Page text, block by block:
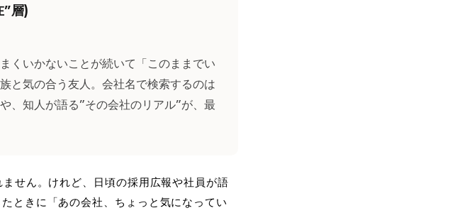
層)
くいかないことが続いて「このままでい
と気の合う友人。会社名で検索するのは
、知人が語る”その会社のリアル”が、最
せん。けれど、日頃の採用広報や社員が語
ときに「あの会社、ちょっと気になってい